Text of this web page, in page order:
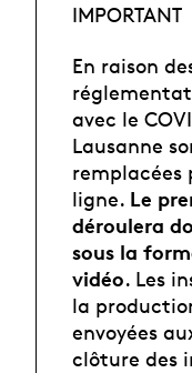
IMPORTANT
En raison
avec le
Lausanne
remplacées
ligne. Le
déroulera
sous la
vidéo. Les
la
envoyées
clôture des